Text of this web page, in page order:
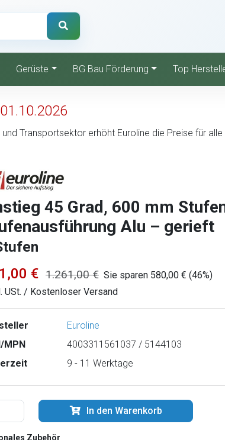
Gerüste BG Bau Förderung Top
Transportsektor erhöht Euroline die Preise für
45 Grad, 600 mm
Alu – gerieft
€ 1.261,00 € Sie sparen 580,00 € (46%)
USt. / Kostenloser Versand
Euroline
MPN
4003311561037 / 5144103
9 - 11 Werktage
In den Warenkorb
Zubehör